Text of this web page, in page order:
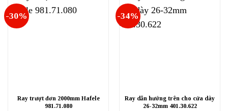
-30%
Ray trượt đơn 2000mm Hafele
981.71.080
-34%
Ray dẫn hướng trên cho cửa dày
26-32mm 401.30.622